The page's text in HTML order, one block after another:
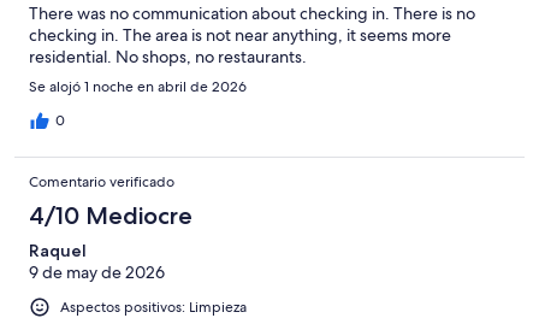
There was no communication about checking in. There is no
checking in. The area is not near anything, it seems more
residential. No shops, no restaurants.
Se alojó 1 noche en abril de 2026
0
Comentario verificado
4/10 Mediocre
Raquel
9 de may de 2026
Aspectos positivos: Limpieza